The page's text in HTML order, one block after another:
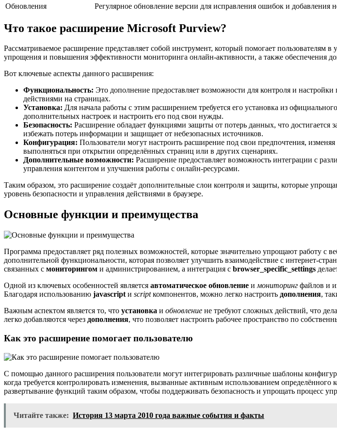
Обновления
Регулярное обновление версии для исправления ошибок и добавления
Что такое расширение Microsoft Purview?
Рассматриваемое расширение представляет собой инструмент, который помогает
упрощения и повышения эффективности мониторинга онлайн-активности, а также обеспечения
Вот ключевые аспекты данного расширения:
Функциональность: Это дополнение предоставляет возможности для контроля и
действиями на страницах.
Установка: Для начала работы с этим расширением требуется его установка из
дополнительных настроек и настроить его под свои нужды.
Безопасность: Расширение обладает функциями защиты от потерь данных, что достигается
избежать потерь информации и защищает от небезопасных источников.
Конфигурация: Пользователи могут настроить расширение под свои предпочтения,
выполняться при открытии определённых страниц или в других сценариях.
Дополнительные возможности: Расширение предоставляет возможность интеграции с
управления контентом и улучшения работы с онлайн-ресурсами.
Таким образом, это расширение создаёт дополнительные слои контроля и защиты, которые
уровень безопасности и управления действиями в браузере.
Основные функции и преимущества
Программа предоставляет ряд полезных возможностей, которые значительно упрощают работу с
дополнительной функциональности, которая позволяет улучшить взаимодействие с интернет-
связанных с мониторингом и администрированием, а интеграция с browser_specific_settings
Одной из ключевых особенностей является автоматическое обновление и мониторинг файлов и
Благодаря использованию javascript и scriptкомпонентов, можно легко настроить дополнения,
Важным аспектом является то, что установка и обновление не требуют сложных действий, что
легко добавляются через дополнения, что позволяет настроить рабочее пространство по
Как это расширение помогает пользователю
С помощью данного расширения пользователи могут интегрировать различные шаблоны
когда требуется контролировать изменения, вызванные активным использованием
развертывание функций таким образом, чтобы поддерживать безопасность и упрощать процесс
Читайте также: История 13 марта 2010 года важные события и факты